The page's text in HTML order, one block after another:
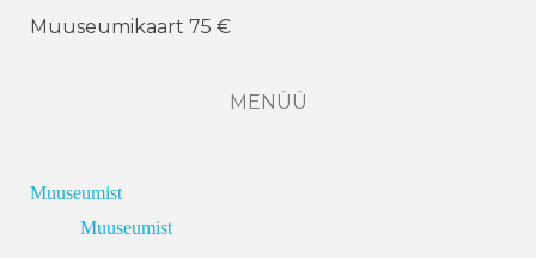
Muuseumikaart 75 €
MENÜÜ
Muuseumist
Muuseumist